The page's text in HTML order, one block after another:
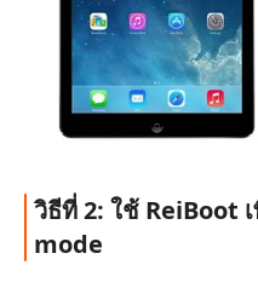
วิธีที่ 2: ใช้ ReiBoot
mode